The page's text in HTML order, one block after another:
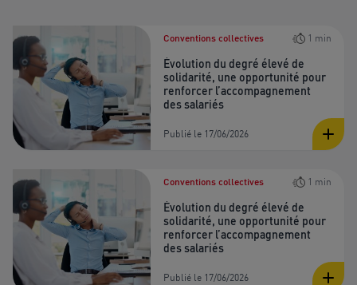
Conventions collectives 1 min
Évolution du degré élevé de
solidarité, une opportunité pour
renforcer l’accompagnement
des salariés
Publié le 17/06/2026
Conventions collectives 1 min
Évolution du degré élevé de
solidarité, une opportunité pour
renforcer l’accompagnement
des salariés
Publié le 17/06/2026